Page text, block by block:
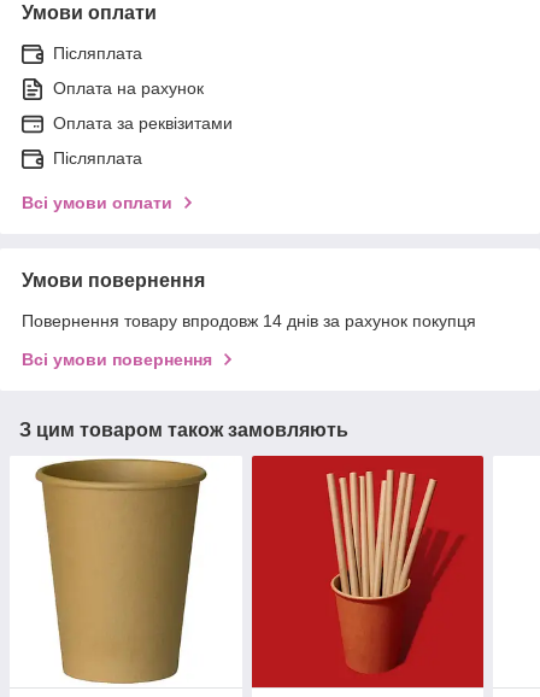
Умови оплати
Післяплата
Оплата на рахунок
Оплата за реквізитами
Післяплата
Всі умови оплати
Умови повернення
Повернення товару впродовж 14 днів за рахунок покупця
Всі умови повернення
З цим товаром також замовляють